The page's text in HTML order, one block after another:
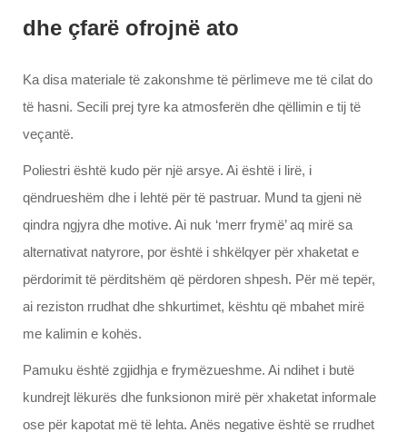
dhe çfarë ofrojnë ato
Ka disa materiale të zakonshme të përlimeve me të cilat do
të hasni. Secili prej tyre ka atmosferën dhe qëllimin e tij të
veçantë.
Poliestri është kudo për një arsye. Ai është i lirë, i
qëndrueshëm dhe i lehtë për të pastruar. Mund ta gjeni në
qindra ngjyra dhe motive. Ai nuk ‘merr frymë’ aq mirë sa
alternativat natyrore, por është i shkëlqyer për xhaketat e
përdorimit të përditshëm që përdoren shpesh. Për më tepër,
ai reziston rrudhat dhe shkurtimet, kështu që mbahet mirë
me kalimin e kohës.
Pamuku është zgjidhja e frymëzueshme. Ai ndihet i butë
kundrejt lëkurës dhe funksionon mirë për xhaketat informale
ose për kapotat më të lehta. Anës negative është se rrudhet